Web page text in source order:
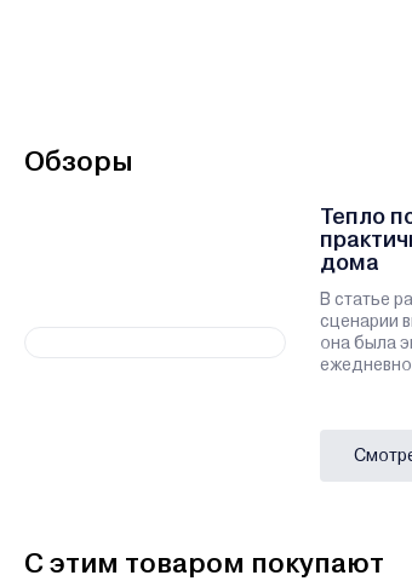
Обзоры
Тепло
дома
В статье
сценарии
она была
С этим товаром покупают